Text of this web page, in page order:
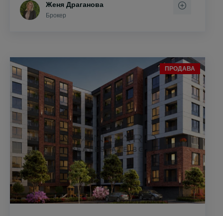
Женя Драганова
Брокер
ПРОДАВА